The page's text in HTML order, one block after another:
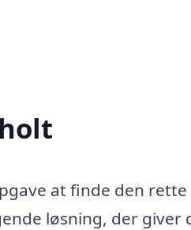
at finde den rette
løsning, der giver